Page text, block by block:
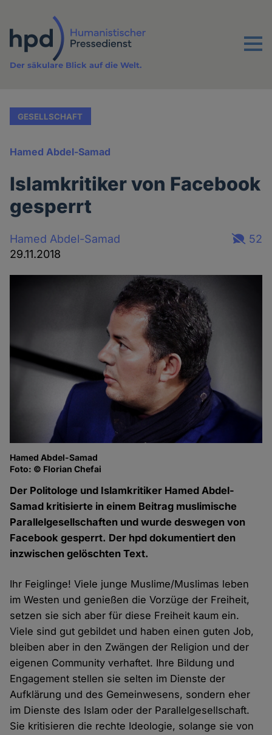
Inhalt
Menu
Der säkulare Blick auf die Welt.
GESELLSCHAFT
Hamed Abdel-Samad
Islamkritiker von Facebook
gesperrt
Hamed Abdel-Samad
29.11.2018
52
Hamed Abdel-Samad
Foto: © Florian Chefai
Der Politologe und Islamkritiker Hamed Abdel-
Samad kritisierte in einem Beitrag muslimische
Parallelgesellschaften und wurde deswegen von
Facebook gesperrt. Der hpd dokumentiert den
inzwischen gelöschten Text.
Ihr Feiglinge! Viele junge Muslime/Muslimas leben
im Westen und genießen die Vorzüge der Freiheit,
setzen sie sich aber für diese Freiheit kaum ein.
Viele sind gut gebildet und haben einen guten Job,
bleiben aber in den Zwängen der Religion und der
eigenen Community verhaftet. Ihre Bildung und
Engagement stellen sie selten im Dienste der
Aufklärung und des Gemeinwesens, sondern eher
im Dienste des Islam oder der Parallelgesellschaft.
Sie kritisieren die rechte Ideologie, solange sie von